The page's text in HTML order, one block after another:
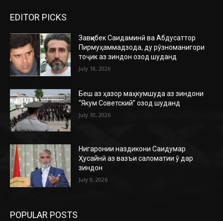
EDITOR PICKS
Завқибек Саидаминӣ ва Абдусаттор
Пирмуҳаммадзода, ду рӯзноманигори
тоҷик аз зиндон озод шуданд
July 18, 2026
Беш аз ҳазор маҳкумшуда аз зиндони
“Якум Советский” озод шуданд
July 10, 2026
Нигаронии наздикони Саидумар
Ҳусайнӣ аз вазъи саломатии ӯ дар
зиндон
July 9, 2026
POPULAR POSTS